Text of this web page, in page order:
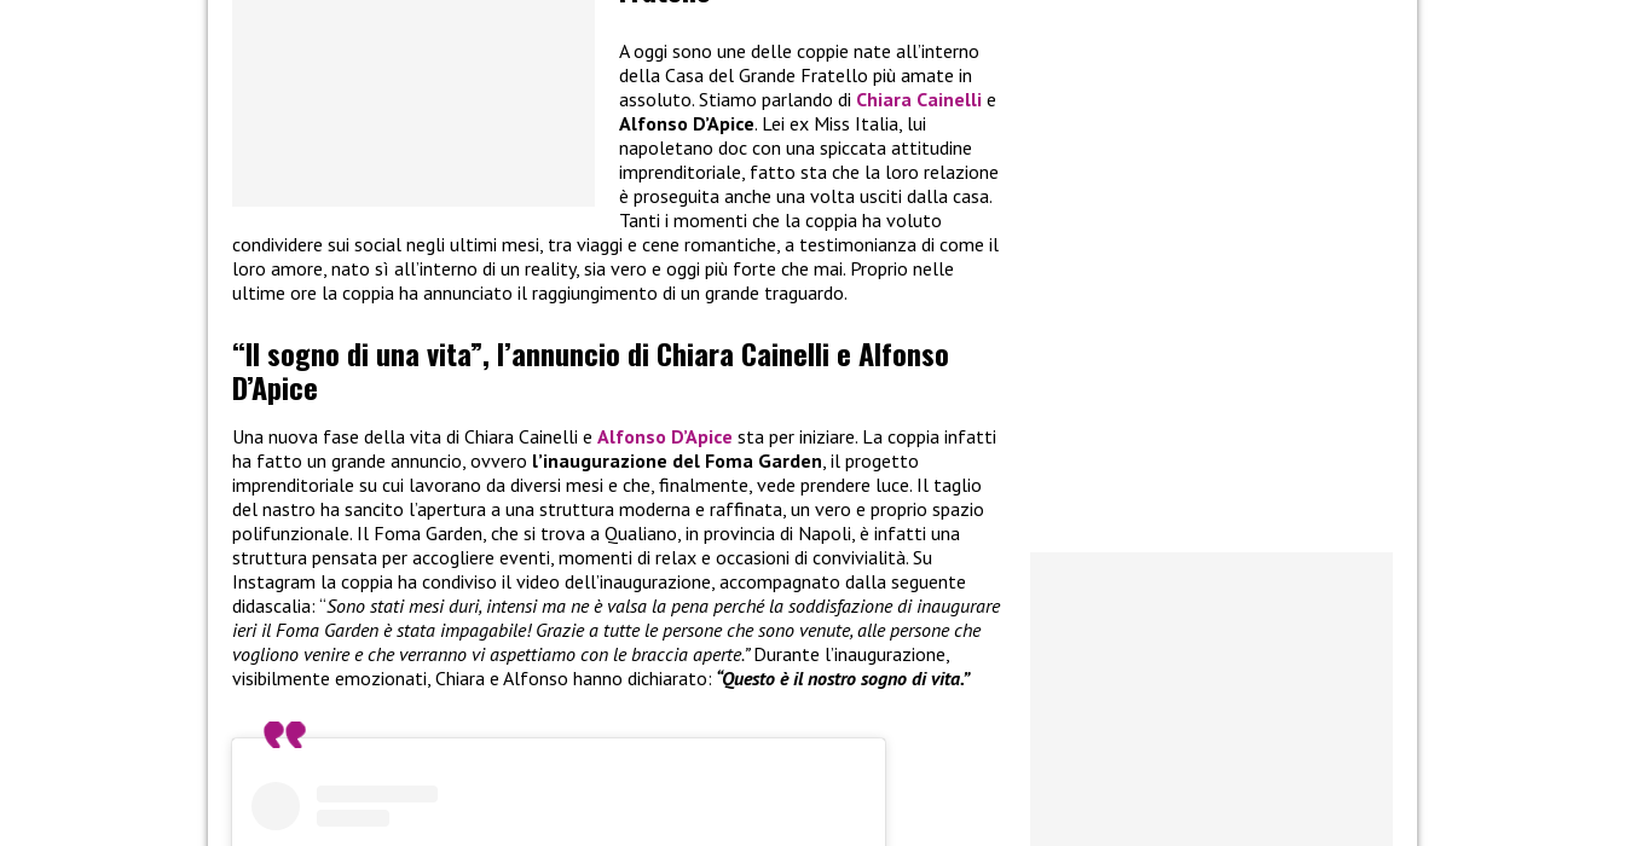
A oggi sono une delle coppie nate all’interno
della Casa del Grande Fratello più amate in
assoluto. Stiamo parlando di Chiara Cainelli e
Alfonso D’Apice. Lei ex Miss Italia, lui
napoletano doc con una spiccata attitudine
imprenditoriale, fatto sta che la loro relazione
è proseguita anche una volta usciti dalla casa.
Tanti i momenti che la coppia ha voluto
condividere sui social negli ultimi mesi, tra viaggi e cene romantiche, a testimonianza di come il
loro amore, nato sì all’interno di un reality, sia vero e oggi più forte che mai. Proprio nelle
ultime ore la coppia ha annunciato il raggiungimento di un grande traguardo.
“Il sogno di una vita”, l’annuncio di Chiara Cainelli e Alfonso
D’Apice
Una nuova fase della vita di Chiara Cainelli e Alfonso D’Apice sta per iniziare. La coppia infatti
ha fatto un grande annuncio, ovvero l’inaugurazione del Foma Garden , il progetto
imprenditoriale su cui lavorano da diversi mesi e che, finalmente, vede prendere luce. Il taglio
del nastro ha sancito l’apertura a una struttura moderna e raffinata, un vero e proprio spazio
polifunzionale. Il Foma Garden, che si trova a Qualiano, in provincia di Napoli, è infatti una
struttura pensata per accogliere eventi, momenti di relax e occasioni di convivialità. Su
Instagram la coppia ha condiviso il video dell’inaugurazione, accompagnato dalla seguente
didascalia: “Sono stati mesi duri, intensi ma ne è valsa la pena perché la soddisfazione di inaugurare
ieri il Foma Garden è stata impagabile! Grazie a tutte le persone che sono venute, alle persone che
vogliono venire e che verranno vi aspettiamo con le braccia aperte.”Durante l’inaugurazione,
visibilmente emozionati, Chiara e Alfonso hanno dichiarato: “Questo è il nostro sogno di vita.”